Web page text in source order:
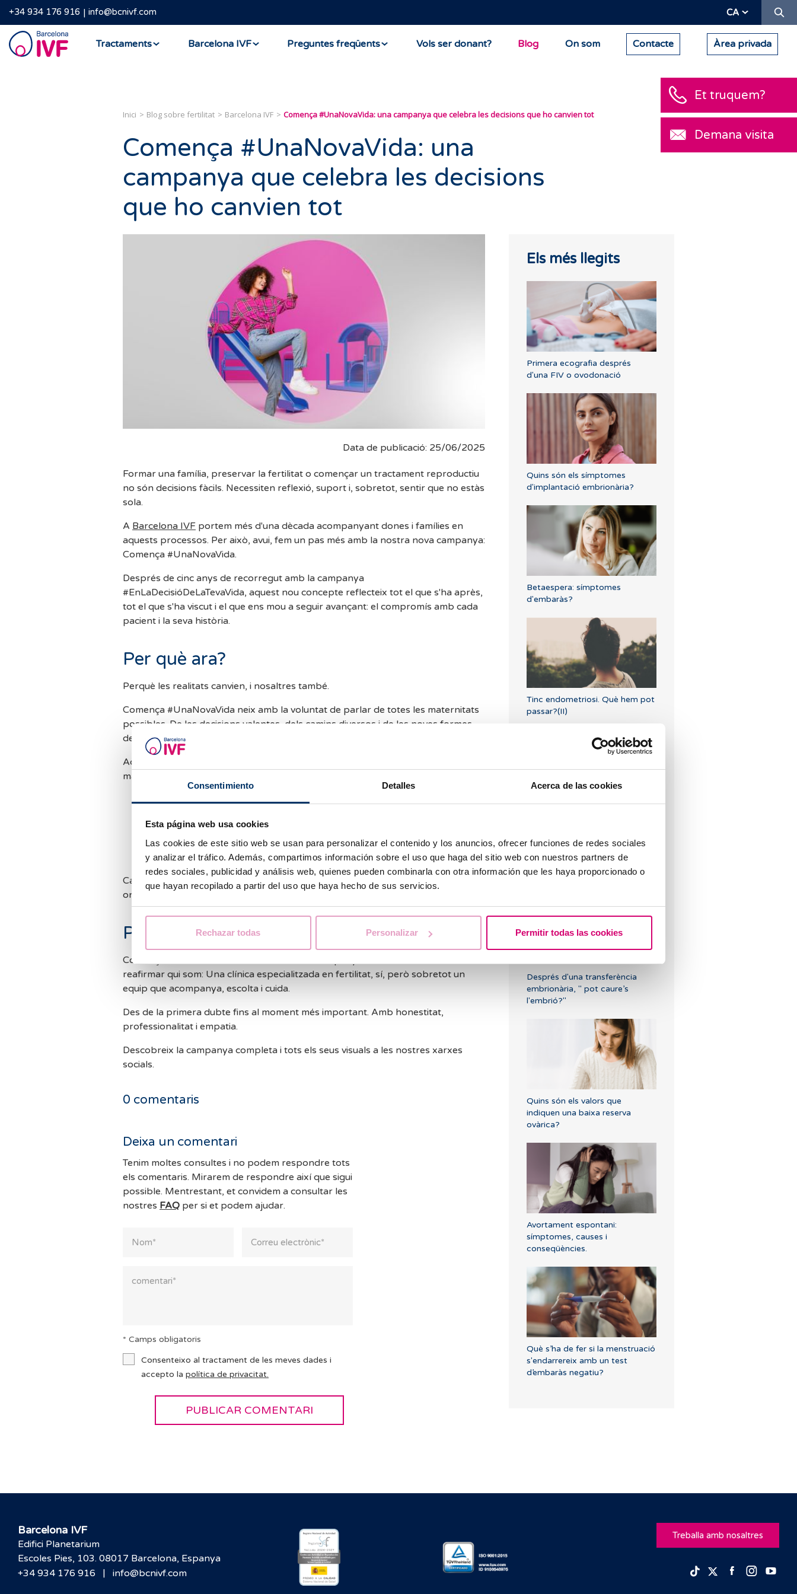
Consentimiento Detalles Acerca de las cookies
Esta página web usa cookies
Las cookies de este sitio web se usan para personalizar el contenido y los anuncios, ofrecer funciones de redes sociales
y analizar el tráfico. Además, compartimos información sobre el uso que haga del sitio web con nuestros partners de
redes sociales, publicidad y análisis web, quienes pueden combinarla con otra información que les haya proporcionado o
que hayan recopilado a partir del uso que haya hecho de sus servicios.
Rechazar todas Personalizar Permitir todas las cookies
+34 934 176 916 info@bcnivf.com CA
Barcelona
IVF
Tractaments Barcelona IVF Preguntes freqüents Vols ser donant? Blog On som Contacte Àrea privada
Inici Blog sobre fertilitat Barcelona IVF Comença #UnaNovaVida: una campanya que celebra les decisions que ho canvien tot
Comença #UnaNovaVida: una
campanya que celebra les decisions
que ho canvien tot
Data de publicació: 25/06/2025
Formar una família, preservar la fertilitat o començar un tractament reproductiu
no són decisions fàcils. Necessiten reflexió, suport i, sobretot, sentir que no estàs
sola.
A Barcelona IVF
aquests processos. Per això, avui, fem un pas més amb la nostra nova campanya:
Comença #UnaNovaVida.
Després de cinc anys de recorregut amb la campanya
#EnLaDecisióDeLaTevaVida, aquest nou concepte reflecteix tot el que s'ha après,
tot el que s'ha viscut i el que ens mou a seguir avançant: el compromís amb cada
pacient i la seva història.
Per què ara?
Perquè les realitats canvien, i nosaltres també.
Comença #UnaNovaVida neix amb la voluntat de parlar de totes les maternitats
possibles. De les decisions valentes, dels camins diversos i de les noves formes
de començar.
Aquesta campanya no té un únic missatge, perquè tampoc no hi ha una única
manera de viure la maternitat:
Dones que decideixen ser mares soles.
Dones que opten per preservar la seva fertilitat per decidir més endavant.
Parelles que, després d'anys intentant-ho, troben en la medicina
reproductiva una nova oportunitat.
Cada una d'aquestes decisions obre una porta cap a un futur possible. I aquí és
on tot comença.
Perquè cada pas compta
Comença #UnaNovaVida no és només una campanya. És una manera de
reafirmar qui som: Una clínica especialitzada en fertilitat, sí, però sobretot un
equip que acompanya, escolta i cuida.
Des de la primera dubte fins al moment més important. Amb honestitat,
professionalitat i empatia.
Descobreix la campanya completa i tots els seus visuals a les nostres xarxes
socials.
0 comentaris
Deixa un comentari
Tenim moltes consultes i no podem respondre tots
els comentaris. Mirarem de respondre així que sigui
possible. Mentrestant, et convidem a consultar les
nostres FAQ per si et podem ajudar.
* Camps obligatoris
Consenteixo al tractament de les meves dades i
accepto la política de privacitat.
Els més llegits
Primera ecografia després
d'una FIV o ovodonació
Quins són els símptomes
d'implantació embrionària?
Betaespera: símptomes
d'embaràs?
Tinc endometriosi. Què hem pot
passar?(II)
poden evitar malalties
hereditàries?
Després d'una transferència
embrionària, " pot caure’s
l'embrió?"
Quins són els valors que
indiquen una baixa reserva
ovàrica?
Avortament espontani:
símptomes, causes i
conseqüències.
Què s’ha de fer si la menstruació
s'endarrereix amb un test
d’embaràs negatiu?
Et truquem?
Demana visita
Barcelona IVF
Edifici Planetarium
Escoles Pies, 103. 08017 Barcelona, Espanya
+34 934 176 916
| info@bcnivf.com
Treballa amb nosaltres
TikTokTwitterFacebook